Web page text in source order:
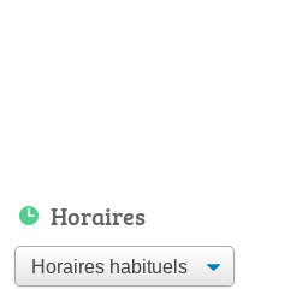
Horaires